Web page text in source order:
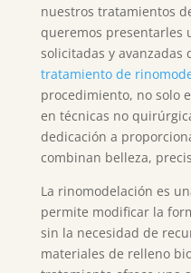
nuestros tratamientos
queremos presentarles
solicitadas y avanzadas
tratamiento de
procedimiento, no solo
en técnicas no
dedicación a
combinan belleza,
La rinomodelación es
permite modificar la
sin la necesidad de
materiales de relleno